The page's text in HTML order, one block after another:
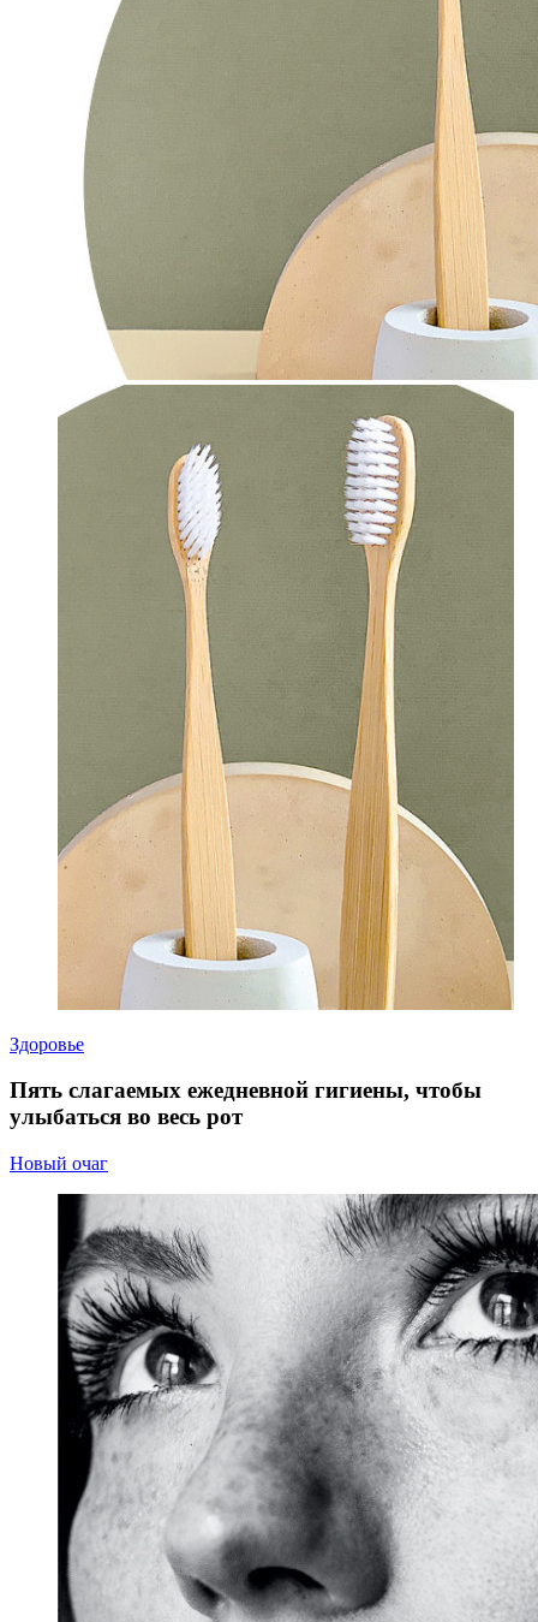
Здоровье
Пять слагаемых ежедневной гигиены, чтобы
улыбаться во весь рот
Новый очаг